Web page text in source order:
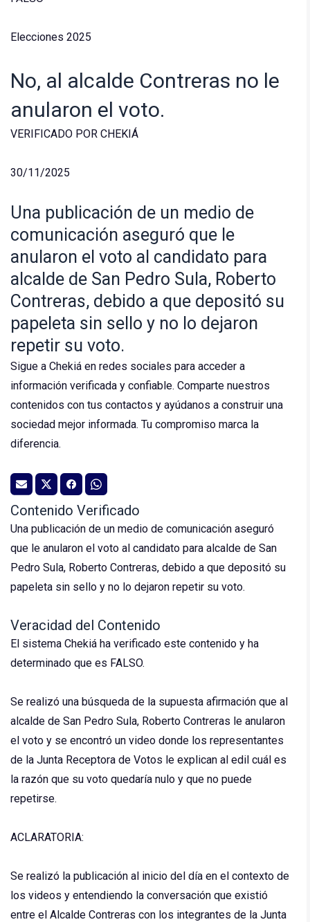
Elecciones 2025
No, al alcalde Contreras no le
anularon el voto.
VERIFICADO POR CHEKIÁ
30/11/2025
Una publicación de un medio de
comunicación aseguró que le
anularon el voto al candidato para
alcalde de San Pedro Sula, Roberto
Contreras, debido a que depositó su
papeleta sin sello y no lo dejaron
repetir su voto.
Sigue a Chekiá en redes sociales para acceder a
información verificada y confiable. Comparte nuestros
contenidos con tus contactos y ayúdanos a construir una
sociedad mejor informada. Tu compromiso marca la
diferencia.
Contenido Verificado
Una publicación de un medio de comunicación aseguró
que le anularon el voto al candidato para alcalde de San
Pedro Sula, Roberto Contreras, debido a que depositó su
papeleta sin sello y no lo dejaron repetir su voto.
Veracidad del Contenido
El sistema Chekiá ha verificado este contenido y ha
determinado que es FALSO.
Se realizó una búsqueda de la supuesta afirmación que al
alcalde de San Pedro Sula, Roberto Contreras le anularon
el voto y se encontró un video donde los representantes
de la Junta Receptora de Votos le explican al edil cuál es
la razón que su voto quedaría nulo y que no puede
repetirse.
ACLARATORIA:
Se realizó la publicación al inicio del día en el contexto de
los videos y entendiendo la conversación que existió
entre el Alcalde Contreras con los integrantes de la Junta